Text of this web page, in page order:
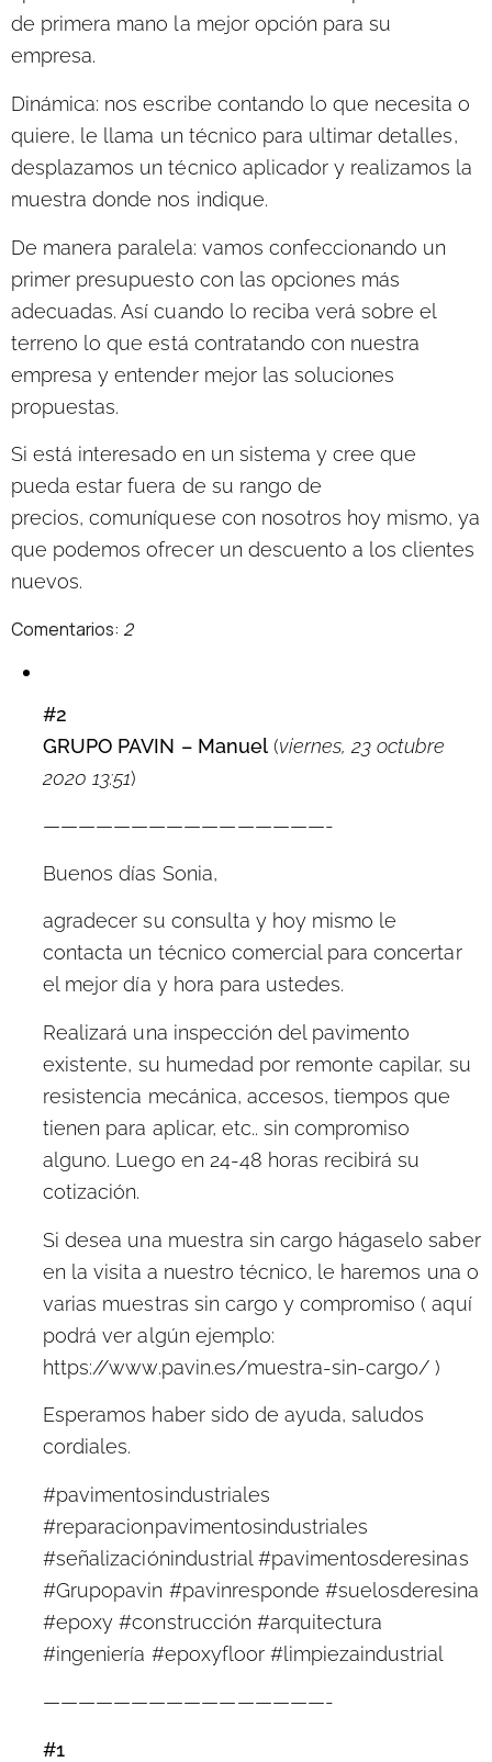
de primera mano la mejor opción para su
empresa.
Dinámica: nos escribe contando lo que necesita o
quiere, le llama un técnico para ultimar detalles,
desplazamos un técnico aplicador y realizamos la
muestra donde nos indique.
De manera paralela: vamos confeccionando un
primer presupuesto con las opciones más
adecuadas. Así cuando lo reciba verá sobre el
terreno lo que está contratando con nuestra
empresa y entender mejor las soluciones
propuestas.
Si está interesado en un sistema y cree que
pueda estar fuera de su rango de
precios,comuníquese con nosotros hoy mismo, ya
que podemos ofrecer un descuento a los clientes
nuevos.
Comentarios: 2
#2
GRUPO PAVIN – Manuel(viernes, 23 octubre
2020 13:51)
————————————————-
Buenos días Sonia,
agradecer su consulta y hoy mismo le
contacta un técnico comercial para concertar
el mejor día y hora para ustedes.
Realizará una inspección del pavimento
existente, su humedad por remonte capilar, su
resistencia mecánica, accesos, tiempos que
tienen para aplicar, etc.. sin compromiso
alguno. Luego en 24-48 horas recibirá su
cotización.
Si desea una muestra sin cargo hágaselo saber
en la visita a nuestro técnico, le haremos una o
varias muestras sin cargo y compromiso ( aquí
podrá ver algún ejemplo:
https://www.pavin.es/muestra-sin-cargo/ )
Esperamos haber sido de ayuda, saludos
cordiales.
#pavimentosindustriales
#reparacionpavimentosindustriales
#señalizaciónindustrial #pavimentosderesinas
#Grupopavin #pavinresponde #suelosderesina
#epoxy #construcción #arquitectura
#ingeniería #epoxyfloor #limpiezaindustrial
————————————————-
#1